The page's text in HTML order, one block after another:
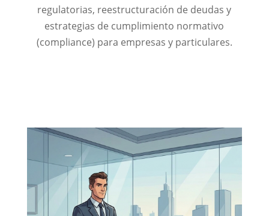
regulatorias, reestructuración de deudas y
estrategias de cumplimiento normativo
(compliance) para empresas y particulares.